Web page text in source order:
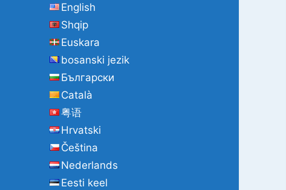
English
Shqip
Euskara
bosanski jezik
Български
Català
粤语
Hrvatski
Čeština
Nederlands
Eesti keel